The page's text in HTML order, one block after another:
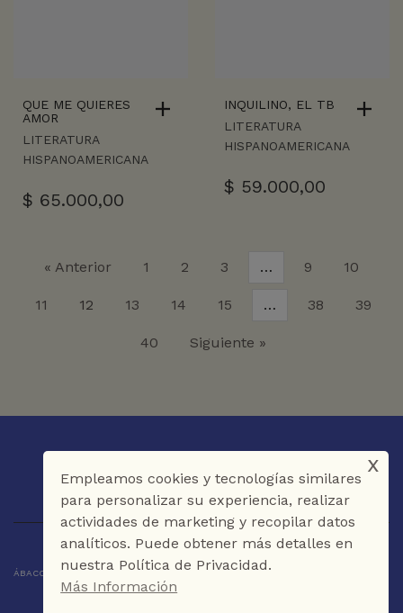
QUE ME QUIERES
AMOR
LITERATURA
HISPANOAMERICANA
$ 65.000,00
INQUILINO, EL TB
LITERATURA
HISPANOAMERICANA
$ 59.000,00
« Anterior 1 2 3 … 9 10
11 12 13 14 15 … 38 39
40 Siguiente »
ÁBACO LIBROS Y CAFÉ © 2025 CARTAGENA DE INDIAS - COLOMBIA
Empleamos cookies y tecnologías similares
para personalizar su experiencia, realizar
actividades de marketing y recopilar datos
analíticos. Puede obtener más detalles en
nuestra Política de Privacidad.
Más Información
x